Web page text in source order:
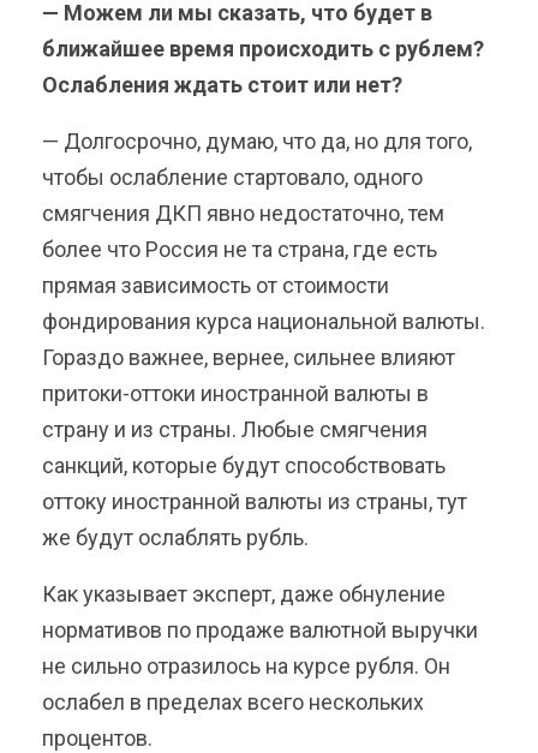
— Можем ли мы сказать, что будет в
ближайшее время происходить с рублем?
Ослабления ждать стоит или нет?
— Долгосрочно, думаю, что да, но для того,
чтобы ослабление стартовало, одного
смягчения ДКП явно недостаточно, тем
более что Россия не та страна, где есть
прямая зависимость от стоимости
фондирования курса национальной валюты.
Гораздо важнее, вернее, сильнее влияют
притоки-оттоки иностранной валюты в
страну и из страны. Любые смягчения
санкций, которые будут способствовать
оттоку иностранной валюты из страны, тут
же будут ослаблять рубль.
Как указывает эксперт, даже обнуление
нормативов по продаже валютной выручки
не сильно отразилось на курсе рубля. Он
ослабел в пределах всего нескольких
процентов.